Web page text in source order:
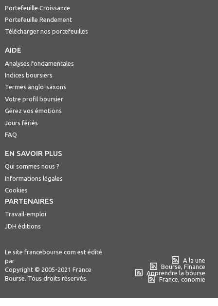
Portefeuille Croissance
Portefeuille Rendement
Télécharger nos portefeuilles
AIDE
Analyses fondamentales
Indices boursiers
Termes anglo-saxons
Votre profil boursier
Gérez vos émotions
Jours fériés
FAQ
EN SAVOIR PLUS
Qui sommes nous ?
Informations légales
Cookies
PARTENAIRES
Travail-emploi
JDH éditions
Le site francebourse.com est édité
par
Copyright © 2005-2021 France
Bourse. Tous droits réservés.
A la une
Bourse, Finance
Apprendre la bourse
France, conomie